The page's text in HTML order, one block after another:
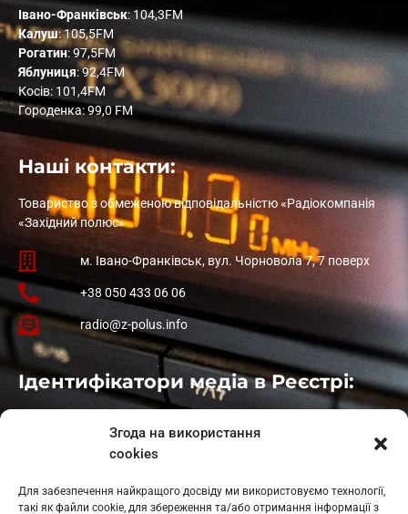
Згода на використання
cookies
Для забезпечення найкращого досвіду ми використовуємо технології,
такі як файли cookie, для збереження та/або отримання інформації з
Івано-Франківськ: 104,3FM
Калуш: 105,5FM
Рогатин: 97,5FM
Яблуниця: 92,4FM
Косів: 101,4FM
Городенка: 99,0 FM
Наші контакти:
Товариство з обмеженою відповідальністю «Радіокомпанія
«Західний полюс»
м. Івано-Франківськ, вул. Чорновола 7, 7 поверх
+38 050 433 06 06
radio@z-polus.info
Ідентифікатори медіа в Реєстрі:
: L11-01410
: L11-01801
Косів: L11-01805